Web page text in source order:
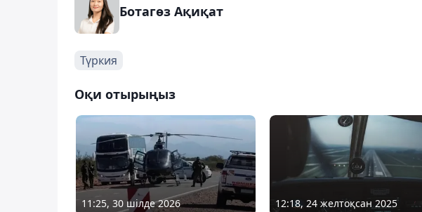
Ботагөз Ақиқат
Түркия
Оқи отырыңыз
11:25, 30 шілде 2026 12:18, 24 желтоқсан 2025